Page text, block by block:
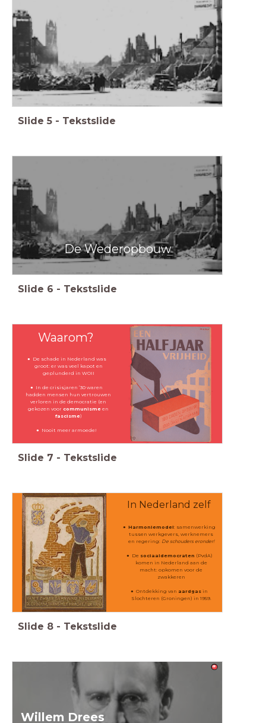
Slide 5 - Tekstslide
De Wederopbouw
Slide 6 - Tekstslide
Waarom?
De schade in Nederland was
groot: er was veel kapot en
geplunderd in WOII
In de crisisjaren ’30 waren
hadden mensen hun vertrouwen
verloren in de democratie (en
gekozen voor communisme en
fascisme)
Nooit meer armoede!
Slide 7 - Tekstslide
In Nederland zelf
Harmoniemodel: samenwerking
tussen werkgevers, werknemers
en regering: De schouders eronder!
De sociaaldemocraten (PvdA)
komen in Nederland aan de
macht: opkomen voor de
zwakkeren
Ontdekking van aardgas in
Slochteren (Groningen) in 1959.
Slide 8 - Tekstslide
Willem Drees